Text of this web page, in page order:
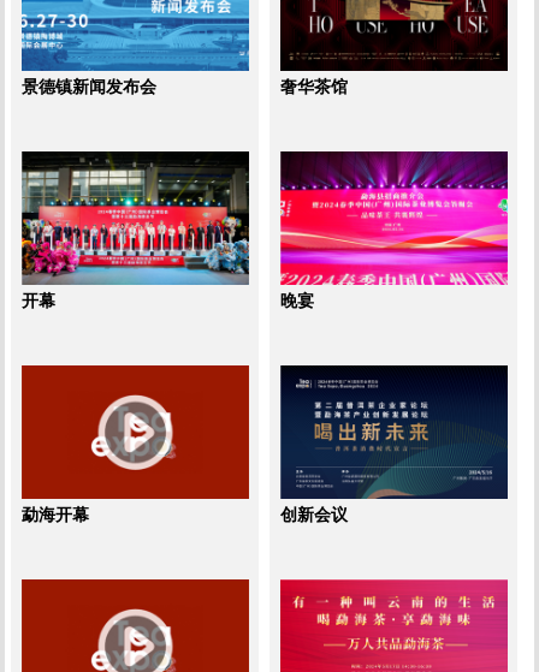
景德镇新闻发布会 奢华茶馆
开幕 晚宴
勐海开幕 创新会议